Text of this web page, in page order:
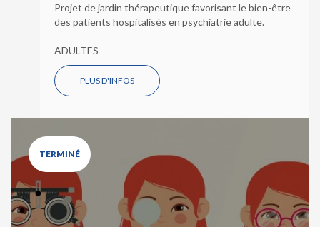
Projet de jardin thérapeutique favorisant le bien-être
des patients hospitalisés en psychiatrie adulte.
ADULTES
PLUS D'INFOS
TERMINÉ